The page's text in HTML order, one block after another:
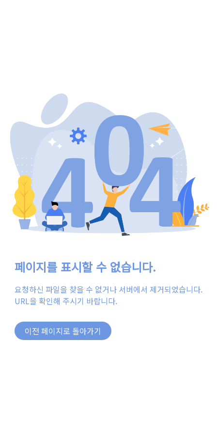
페이지를 표시할 수 없습니다.
요청하신 파일을 찾을 수 없거나 서버에서 제거되었습니다.
URL을 확인해 주시기 바랍니다.
이전 페이지로 돌아가기